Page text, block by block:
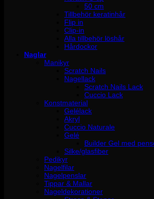
50 cm
Tillbehör keratinhår
Flip in
Clip-in
Alla tillbehör löshår
Hårdockor
Naglar
Manikyr
Scratch Nails
Nagellack
Scratch Nails Lack
Cuccio Lack
Konstmaterial
Gelélack
Akryl
Cuccio Naturale
Gelé
Builder Gel med
Silke/glasfiber
Pedikyr
Nagelfilar
Nagelpenslar
Tippar & Mallar
Nageldekorationer